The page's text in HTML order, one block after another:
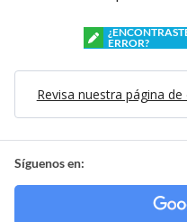
ERROR?
Revisa nuestra página
Síguenos en: